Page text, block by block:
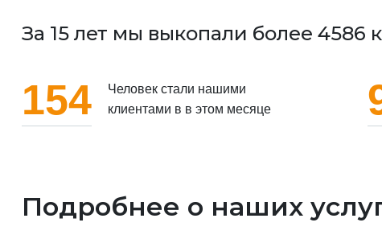
За 15 лет мы выкопали более 4586
154
Человек стали нашими
клиентами в в этом месяце
Подробнее о наших